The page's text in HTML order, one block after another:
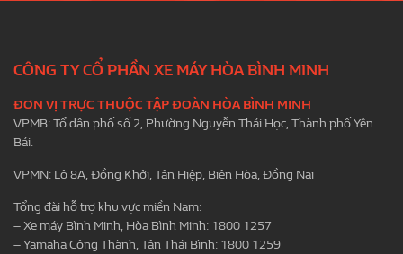
CÔNG TY CỔ PHẦN XE MÁY HÒA BÌNH MINH
ĐƠN VỊ TRỰC THUỘC TẬP ĐOÀN HÒA BÌNH MINH
VPMB: Tổ dân phố số 2, Phường Nguyễn Thái Học, Thành phố Yên
Bái.
VPMN: Lô 8A, Đồng Khởi, Tân Hiệp, Biên Hòa, Đồng Nai
Tổng đài hỗ trợ khu vực miền Nam:
– Xe máy Bình Minh, Hòa Bình Minh: 1800 1257
– Yamaha Công Thành, Tân Thái Bình: 1800 1259